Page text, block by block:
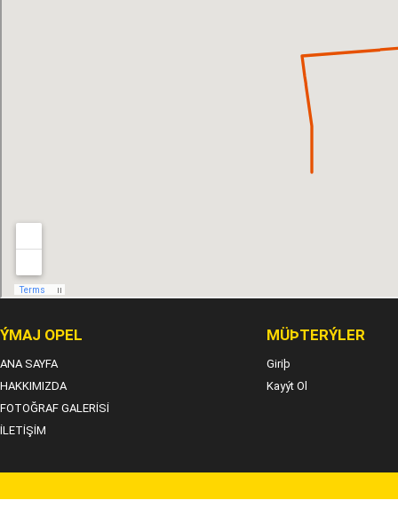
ÝMAJ OPEL
ANA SAYFA
HAKKIMIZDA
FOTOĞRAF GALERİSİ
İLETİŞİM
MÜÞTERÝLER
Giriþ
Kayýt Ol